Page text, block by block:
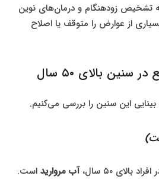
تشخیص زودهنگام و درمان‌های نوین
از عوارض را متوقف یا اصلاح
بالای ۵۰ سال
این سنین را بررسی می‌کنیم.
بالای ۵۰ سال، آب مروارید است.